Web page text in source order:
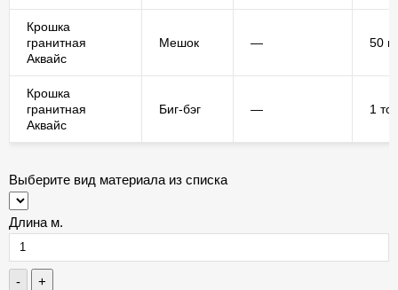
Крошка
гранитная
Аквайс
Мешок — 50 кг
Крошка
гранитная
Аквайс
Биг-бэг — 1
Выберите вид материала из списка
Длина м.
-
+